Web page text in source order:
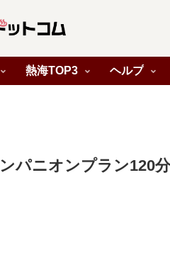
熱海TOP3 ヘルプ
パニオンプラン120分